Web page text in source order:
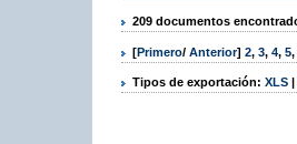
209 documentos
[Primero/ Anterior] 2, 3, 4, 5,
Tipos de exportación: XLS |